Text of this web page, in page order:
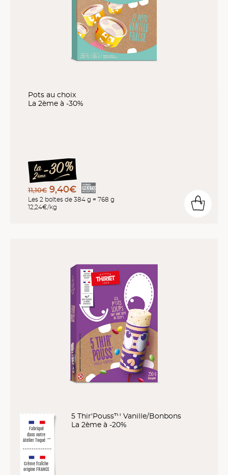
Pots au choix
La 2ème à -30%
11,10€ 9,40€
Les 2 boîtes de 384 g = 768 g
12,24€/kg
Fabriqué
dans notre
Atelier Toqué ™*
Crème fraîche
origine FRANCE
5 Thir'Pouss™ Vanille/Bonbons
La 2ème à -20%